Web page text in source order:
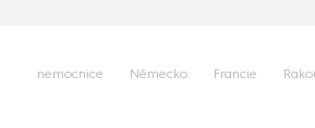
nemocnice Německo Francie